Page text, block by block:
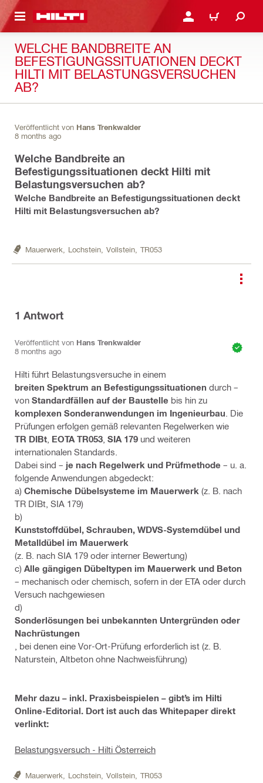
ANMELDEN ODER
WARENKORB
WELCHE BANDBREITE AN
BEFESTIGUNGSSITUATIONEN DECKT
HILTI MIT BELASTUNGSVERSUCHEN
AB?
Veröffentlicht von Hans Trenkwalder
8 months ago
Welche Bandbreite an
Befestigungssituationen deckt Hilti mit
Belastungsversuchen ab?
Welche Bandbreite an Befestigungssituationen deckt
Hilti mit Belastungsversuchen ab?
Mauerwerk, Lochstein, Vollstein, TR053
1 Antwort
Veröffentlicht von Hans Trenkwalder
8 months ago
Hilti führt Belastungsversuche in einem
breiten Spektrum an Befestigungssituationen durch –
von Standardfällen auf der Baustelle bis hin zu
komplexen Sonderanwendungen im Ingenieurbau . Die
Prüfungen erfolgen gemäß relevanten Regelwerken wie
TR DIBt EOTA TR053 SIA 179 und weiteren
internationalen Standards.
Dabei sind – je nach Regelwerk und Prüfmethode – u. a.
folgende Anwendungen abgedeckt:
a) Chemische Dübelsysteme im Mauerwerk (z. B. nach
TR DIBt, SIA 179)
b)
Kunststoffdübel, Schrauben, WDVS-Systemdübel und
Metalldübel im Mauerwerk
(z. B. nach SIA 179 oder interner Bewertung)
c) Alle gängigen Dübeltypen im Mauerwerk und Beton
– mechanisch oder chemisch, sofern in der ETA oder durch
Versuch nachgewiesen
d)
Sonderlösungen bei unbekannten Untergründen oder
Nachrüstungen
, bei denen eine Vor-Ort-Prüfung erforderlich ist (z. B.
Naturstein, Altbeton ohne Nachweisführung)
Mehr dazu – inkl. Praxisbeispielen – gibt’s im Hilti
Online-Editorial. Dort ist auch das Whitepaper direkt
verlinkt:
Belastungsversuch - Hilti Österreich
Mauerwerk, Lochstein, Vollstein, TR053